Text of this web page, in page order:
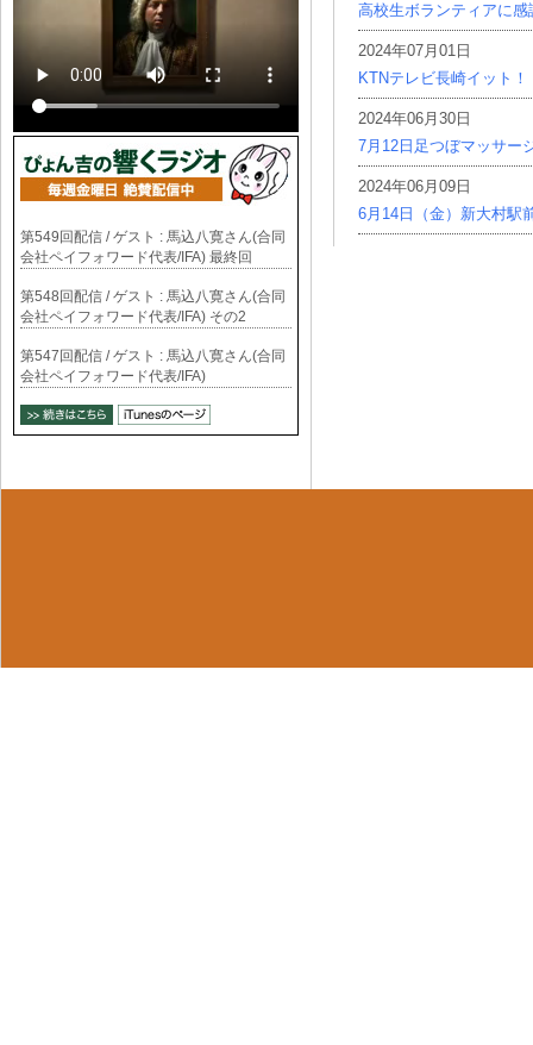
高校生ボランティアに感
2024年07月01日
KTNテレビ長崎イット！
2024年06月30日
7月12日足つぼマッサー
2024年06月09日
6月14日（金）新大村駅
第549回配信 / ゲスト : 馬込八寛さん(合同
会社ペイフォワード代表/IFA) 最終回
第548回配信 / ゲスト : 馬込八寛さん(合同
会社ペイフォワード代表/IFA) その2
第547回配信 / ゲスト : 馬込八寛さん(合同
会社ペイフォワード代表/IFA)